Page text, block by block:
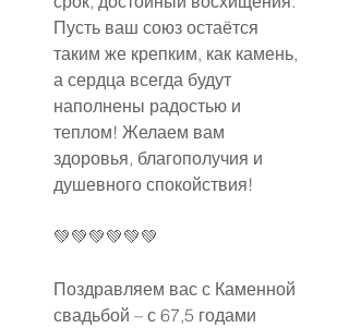
Пусть ваш союз остаётся
таким же крепким, как камень,
а сердца всегда будут
наполнены радостью и
теплом! Желаем вам
здоровья, благополучия и
душевного спокойствия!
💚💚💚💚💚💚
Поздравляем вас с Каменной
свадьбой – с 67,5 годами